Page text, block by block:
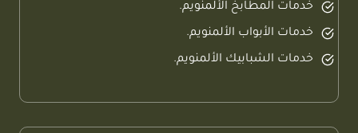
خدمات المطابخ الألمنويم.
خدمات الأبواب الألمنويم.
خدمات الشبابيك الألمنويم.